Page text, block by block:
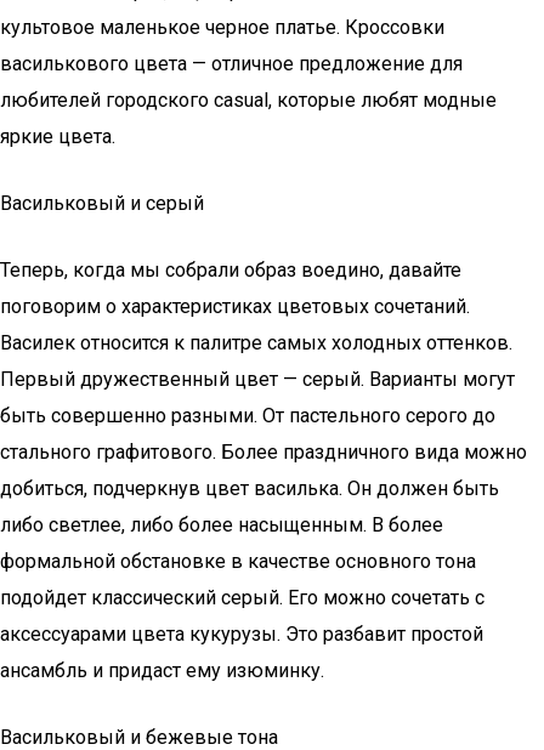
культовое маленькое черное платье. Кроссовки
василькового цвета — отличное предложение для
любителей городского casual, которые любят модные
яркие цвета.
Васильковый и серый
Теперь, когда мы собрали образ воедино, давайте
поговорим о характеристиках цветовых сочетаний.
Василек относится к палитре самых холодных оттенков.
Первый дружественный цвет — серый. Варианты могут
быть совершенно разными. От пастельного серого до
стального графитового. Более праздничного вида можно
добиться, подчеркнув цвет василька. Он должен быть
либо светлее, либо более насыщенным. В более
формальной обстановке в качестве основного тона
подойдет классический серый. Его можно сочетать с
аксессуарами цвета кукурузы. Это разбавит простой
ансамбль и придаст ему изюминку.
Васильковый и бежевые тона